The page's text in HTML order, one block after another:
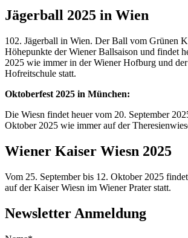
Jägerball 2025 in Wien
102. Jägerball in Wien. Der Ball vom Grünen
Höhepunkte der Wiener Ballsaison und findet
2025 wie immer in der Wiener Hofburg und der
Hofreitschule statt.
Oktoberfest 2025 in München:
Die Wiesn findet heuer vom 20. September
Oktober 2025 wie immer auf der
Wiener Kaiser Wiesn 2025
Vom 25. September bis 12. Oktober 2025
auf der Kaiser Wiesn im Wiener Prater statt.
Newsletter Anmeldung